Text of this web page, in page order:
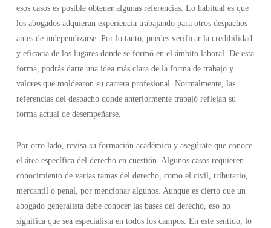
esos casos es posible obtener algunas referencias. Lo habitual es que
los abogados adquieran experiencia trabajando para otros despachos
antes de independizarse. Por lo tanto, puedes verificar la credibilidad
y eficacia de los lugares donde se formó en el ámbito laboral. De esta
forma, podrás darte una idea más clara de la forma de trabajo y
valores que moldearon su carrera profesional. Normalmente, las
referencias del despacho donde anteriormente trabajó reflejan su
forma actual de desempeñarse.
Por otro lado, revisa su formación académica y asegúrate que conoce
el área específica del derecho en cuestión. Algunos casos requieren
conocimiento de varias ramas del derecho, como el civil, tributario,
mercantil o penal, por mencionar algunos. Aunque es cierto que un
abogado generalista debe conocer las bases del derecho, eso no
significa que sea especialista en todos los campos. En este sentido, lo